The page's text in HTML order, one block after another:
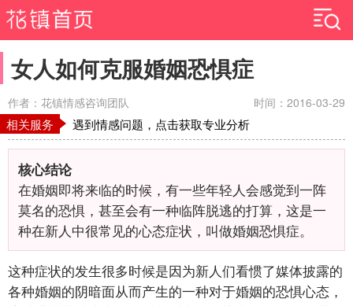
女人如何克服婚姻恐惧症
作者：花镇情感咨询团队 时间：2016-03-29
相关服务 遇到情感问题，点击获取专业分析
核心结论
在婚姻即将来临的时候，有一些年轻人会感觉到一阵
莫名的恐惧，甚至会有一种临阵脱逃的打算，这是一
种在新人中很常见的心态症状，叫做婚姻恐惧症。
这种症状的发生很多时候是因为新人们看惯了媒体披露的
各种婚姻的阴暗面从而产生的一种对于婚姻的恐惧心态，